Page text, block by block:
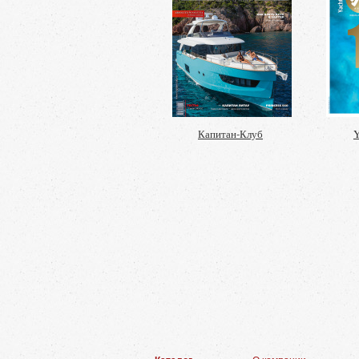
Капитан-Клуб